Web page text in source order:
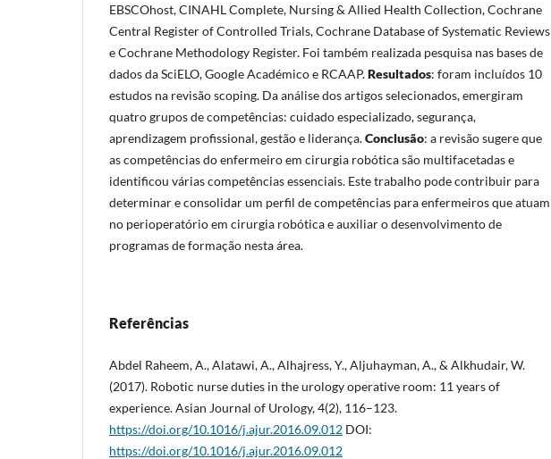
EBSCOhost, CINAHL Complete, Nursing & Allied Health Collection, Cochrane
Central Register of Controlled Trials, Cochrane Database of Systematic Reviews
e Cochrane Methodology Register. Foi também realizada pesquisa nas bases de
dados da SciELO, Google Académico e RCAAP.Resultados: foram incluídos 10
estudos na revisão scoping. Da análise dos artigos selecionados, emergiram
quatro grupos de competências: cuidado especializado, segurança,
aprendizagem profissional, gestão e liderança.Conclusão: a revisão sugere que
as competências do enfermeiro em cirurgia robótica são multifacetadas e
identificou várias competências essenciais. Este trabalho pode contribuir para
determinar e consolidar um perfil de competências para enfermeiros que atuam
no perioperatório em cirurgia robótica e auxiliar o desenvolvimento de
programas de formação nesta área.
Referências
Abdel Raheem, A., Alatawi, A., Alhajress, Y., Aljuhayman, A., & Alkhudair, W.
(2017). Robotic nurse duties in the urology operative room: 11 years of
experience. Asian Journal of Urology, 4(2), 116–123.
https://doi.org/10.1016/j.ajur.2016.09.012 DOI:
https://doi.org/10.1016/j.ajur.2016.09.012